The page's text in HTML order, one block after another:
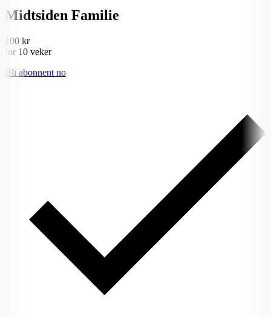
Midtsiden Familie
100 kr
for 10 veker
Bli abonnent no